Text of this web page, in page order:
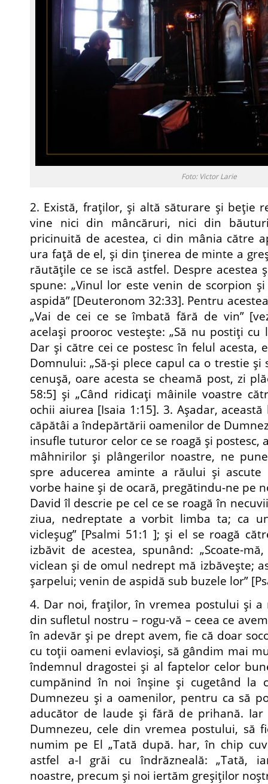
Foto: Victor Larie
2. Există, fraţilor, şi altă săturare şi beţie
vine nici din mâncăruri, nici din
pricinuită de acestea, ci din mânia către
ura faţă de el, şi din ţinerea de minte a
răutăţile ce se iscă astfel. Despre acestea
spune: „Vinul lor este venin de scorpion
aspidă” [Deuteronom 32:33]. Pentru
„Vai de cei ce se îmbată fără de vin”
acelaşi prooroc vesteşte: „Să nu postiţi cu
Dar şi către cei ce postesc în felul acesta,
Domnului: „Să-şi plece capul ca o trestie şi
ce­nuşă, oare acesta se cheamă post, zi
58:5] şi „Când ridicaţi mâinile voastre
ochii aiurea [Isaia 1:15]. 3. Aşadar,
căpătâi a îndepărtării oamenilor de
insufle tuturor celor ce se roagă şi postesc,
mâhnirilor şi plângerilor noastre, ne
spre aducerea aminte a răului şi
vorbe haine şi de ocară, pregătindu-ne pe
David îl descrie pe cel ce se roagă în
ziua, nedreptate a vorbit limba ta; ca
vicleşug” [Psalmi 51:1 ]; şi el se roagă
izbăvit de acestea, spunând: „Scoate-
viclean şi de omul nedrept mă izbăveşte;
şarpelui; venin de aspidă sub buzele lor”
4. Dar noi, fraţilor, în vremea postului şi a
din sufletul nostru – rogu-vă – ceea ce
în adevăr şi pe drept avem, fie că doar
cu toţii oameni evlavioşi, să gândim mai
îndemnul dragostei şi al faptelor celor
cumpănind în noi în­şine şi cugetând la
Dumnezeu şi a oamenilor, pentru ca să
aducător de laude şi fără de prihană.
Dumnezeu, cele din vremea postului, să
numim pe El „Tată după. har, în chip
astfel a-I grăi cu îndrăzneală: „Tată,
noastre, precum şi noi iertăm greşiţilor